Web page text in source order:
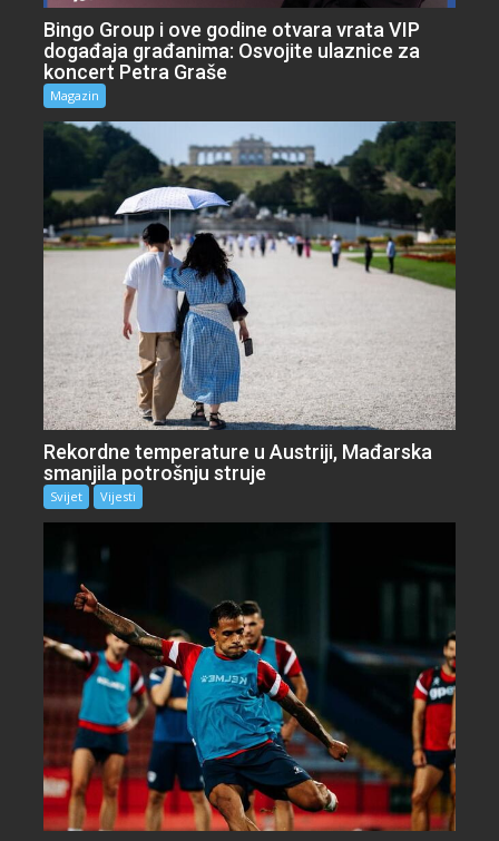
Bingo Group i ove godine otvara vrata VIP
događaja građanima: Osvojite ulaznice za
koncert Petra Graše
Magazin
Rekordne temperature u Austriji, Mađarska
smanjila potrošnju struje
Svijet Vijesti